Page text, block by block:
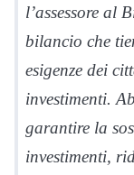
l’assessore al
bilancio che
esigenze dei
investimenti.
garantire la
investimenti,